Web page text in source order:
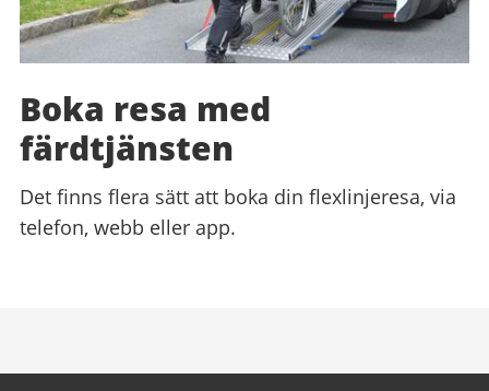
Boka resa med
färdtjänsten
Det finns flera sätt att boka din flexlinjeresa, via
telefon, webb eller app.